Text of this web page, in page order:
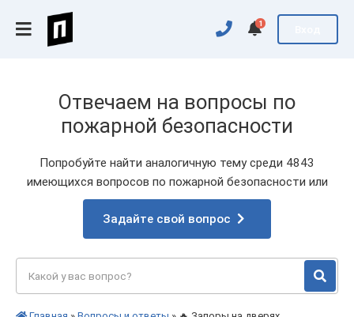
1
Отвечаем на вопросы по
пожарной безопасности
Попробуйте найти аналогичную тему среди 4843
имеющихся вопросов по пожарной безопасности или
Задайте свой вопрос